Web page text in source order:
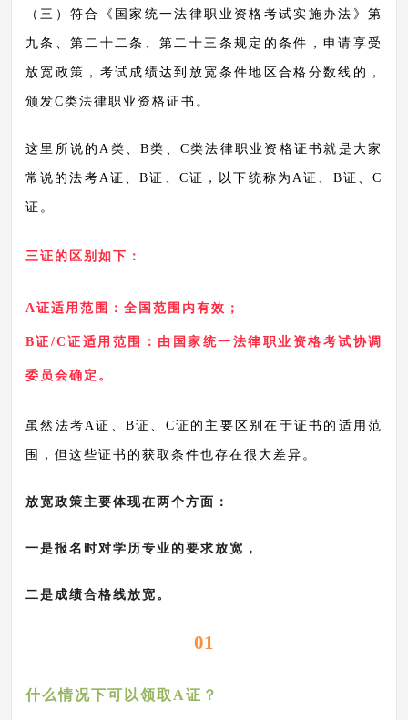
（三）符合《国家统一法律职业资格考试实施办法》第
九条、第二十二条、第二十三条规定的条件，申请享受
放宽政策，考试成绩达到放宽条件地区合格分数线的，
颁发C类法律职业资格证书。
这里所说的 A类、B类、C类法律职业资格证书就是大家
常说的法考A证、B证、C证，以下统称为A证、B证、C
证。
三证的区别如下：
A证适用范围：全国范围内有效；
B证/C证适用范围：由国家统一法律职业资格考试协调
委员会确定。
虽然法考 A证、B证、C证的主要区别在于证书的适用范
围，但这些证书的获取条件也存在很大差异。
放宽政策主要体现在两个方面：
一是报名时对学历专业的要求放宽，
二是成绩合格线放宽。
01
什么情况下可以领取 A证？